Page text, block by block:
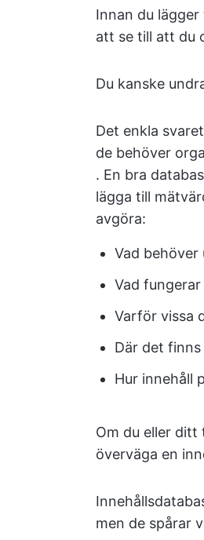
Innan du
att se till att du
Du kanske
Det enkla
de behöver
. En bra
lägga till
avgöra:
Vad behöver
Vad fungerar
Varför vissa
Där det
Hur innehåll
Om du eller
överväga en
men de spårar